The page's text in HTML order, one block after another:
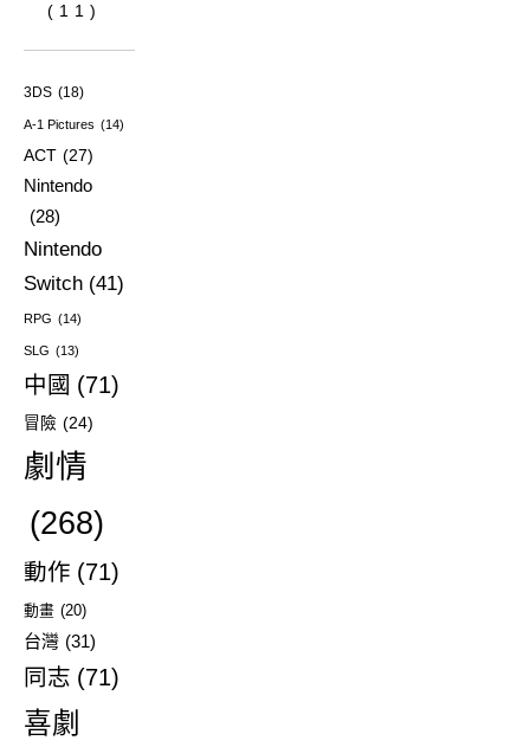
(11)
3DS (18)
A-1 Pictures (14)
ACT (27)
Nintendo
(28)
Nintendo
Switch (41)
RPG (14)
SLG (13)
中國 (71)
冒險 (24)
劇情
(268)
動作 (71)
動畫 (20)
台灣 (31)
同志 (71)
喜劇